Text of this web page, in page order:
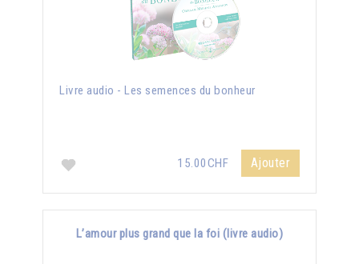
Livre audio - Les semences du bonheur
15.00CHF Ajouter
L’amour plus grand que la foi (livre audio)